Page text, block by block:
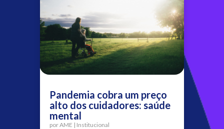
Pandemia cobra um preço
alto dos cuidadores: saúde
mental
porAME | Institucional